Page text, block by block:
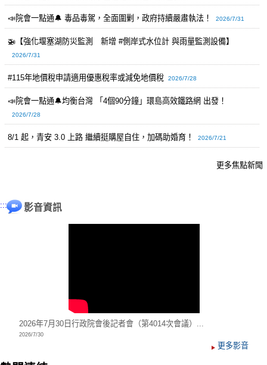
📣院會一點通🔔 毒品毒駕，全面圍剿，政府持續嚴肅執法！ 2026/7/31
🚁【強化堰塞湖防災監測 新增 #側岸式水位計 與雨量監測設備】
2026/7/31
#115年地價稅申請適用優惠稅率或減免地價稅 2026/7/28
📣院會一點通🔔均衡台灣 「4個90分鐘」環島高效鐵路網 出發！
2026/7/28
8/1 起，青安 3.0 上路 繼續挺購屋自住，加碼助婚育！ 2026/7/21
更多焦點新聞
::: 影音資訊
2026年7月30日行政院會後記者會（第4014次會議）...
2026/7/30
更多影音